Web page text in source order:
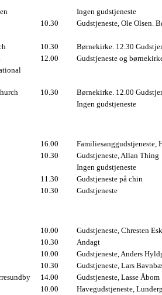
Ingen gudstjeneste
10.30
Gudstjeneste, Ole Olsen.
10.30
Børnekirke. 12.30
12.00
Gudstjeneste og
10.30
Børnekirke. 12.00
Ingen gudstjeneste
16.00
Familiesanggudstjeneste,
10.30
Gudstjeneste, Allan Thing
Ingen gudstjeneste
11.30
Gudstjeneste på chin
10.30 Gudstjeneste
10.00
Gudstjeneste, Chresten
10.30
Andagt
10.00
Gudstjeneste, Anders
10.30
Gudstjeneste, Lars
14.00
Gudstjeneste, Lasse Åbom
10.00
Havegudstjeneste,